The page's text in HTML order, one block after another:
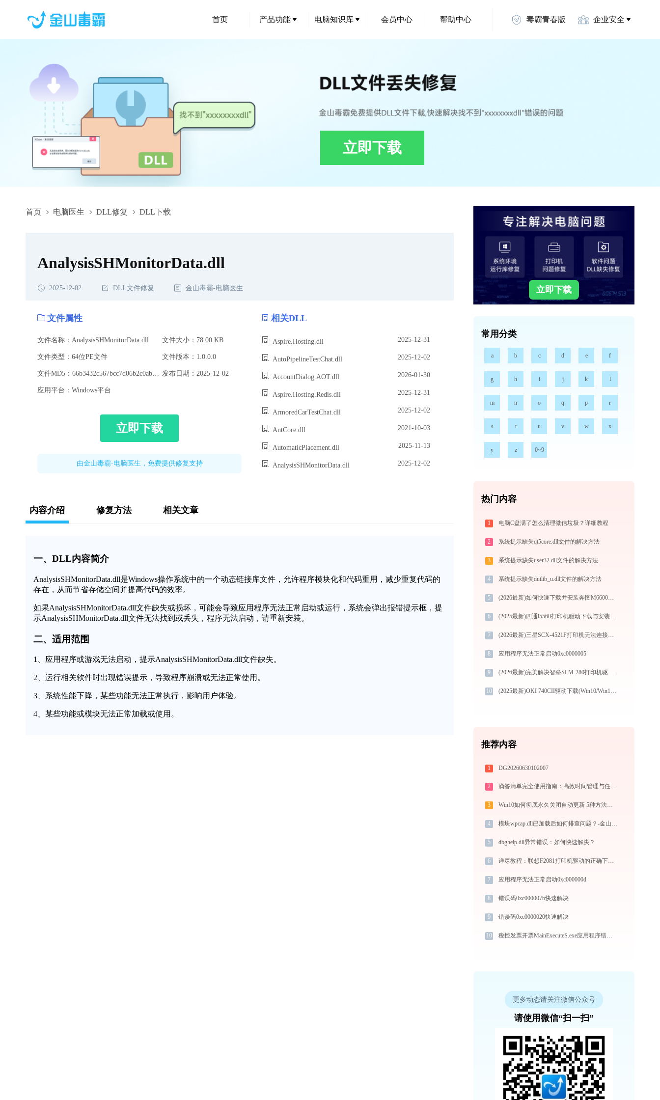
首页 产品功能 电脑知识库 会员中心 帮助中心 毒霸青春版 企业安全
立即下载
首页 电脑医生 DLL修复 DLL下载
AnalysisSHMonitorData.dll,AnalysisSHMonitorData.dll下载,AnalysisSHMonitorData.dll修复
AnalysisSHMonitorData.dll
2025-12-02 DLL文件修复 金山毒霸-电脑医生
文件属性
文件名称：AnalysisSHMonitorData.dll 文件大小：78.00 KB
文件类型：64位PE文件 文件版本：1.0.0.0
发布日期：2025-12-02
应用平台：Windows平台
立即下载
由金山毒霸-电脑医生，免费提供修复支持
相关DLL
Aspire.Hosting.dll 2025-12-31
AutoPipelineTestChat.dll 2025-12-02
AccountDialog.AOT.dll 2026-01-30
Aspire.Hosting.Redis.dll 2025-12-31
ArmoredCarTestChat.dll 2025-12-02
AntCore.dll 2021-10-03
AutomaticPlacement.dll 2025-11-13
AnalysisSHMonitorData.dll 2025-12-02
内容介绍 修复方法 相关文章
一、DLL内容简介
AnalysisSHMonitorData.dll是Windows操作系统中的一个动态链接库文件，允许程序模块化和代码重用，减少重复代码的
存在，从而节省存储空间并提高代码的效率。
如果AnalysisSHMonitorData.dll文件缺失或损坏，可能会导致应用程序无法正常启动或运行，系统会弹出报错提示框，提
示AnalysisSHMonitorData.dll文件无法找到或丢失，程序无法启动，请重新安装。
二、适用范围
1、应用程序或游戏无法启动，提示AnalysisSHMonitorData.dll文件缺失。
2、运行相关软件时出现错误提示，导致程序崩溃或无法正常使用。
3、系统性能下降，某些功能无法正常执行，影响用户体验。
4、某些功能或模块无法正常加载或使用。
立即下载
常用分类
a b c d e f
g h i j k l
m n o q p r
s t u v w x
y z 0~9
热门内容
1 电脑C盘满了怎么清理微信垃圾？详细教程
2 系统提示缺失qt5core.dll文件的解决方法
3 系统提示缺失user32.dll文件的解决方法
4 系统提示缺失duilib_u.dll文件的解决方法
5 (2026最新)如何快速下载并安装奔图M6600打印机驱动：详细步骤解析
6 (2025最新)四通i5560打印机驱动下载与安装指南 | 兼容性及常见问题解决
7 (2026最新)三星SCX-4521F打印机无法连接？教你快速解决方法-金山毒霸
8 应用程序无法正常启动0xc0000005
9 (2026最新)完美解决智垒SLM-280打印机驱动安装困扰，全面下载安装教程
10 (2025最新)OKI 740CII驱动下载(Win10/Win11)及图文安装教程
推荐内容
1 DG20260630102007
2 滴答清单完全使用指南：高效时间管理与任务规划工具，让你的每一天井井有条
3 Win10如何彻底永久关闭自动更新 5种方法教你永久关闭win10自动更新
4 模块wpcap.dll已加载后如何排查问题？-金山毒霸
5 dbghelp.dll异常错误：如何快速解决？
6 详尽教程：联想F2081打印机驱动的正确下载与安装方式
7 应用程序无法正常启动0xc000000d
8 错误码0xc000007b快速解决
9 错误码0xc0000020快速解决
10 税控发票开票MainExecuteS.exe应用程序错误0xc000000d解决方法
更多动态请关注微信公众号
请使用微信“扫一扫”